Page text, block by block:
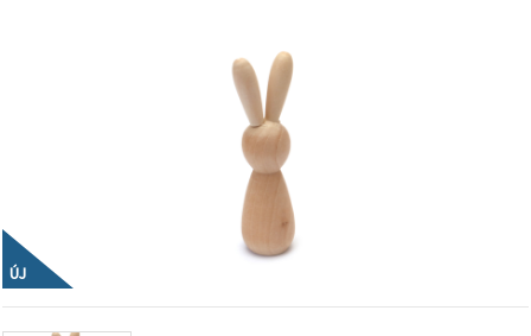
élményét,
és az Ön
hozzájárulásával
elemezzük
a
ÚJ